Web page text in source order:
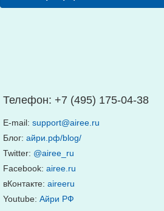
Телефон: +7 (495) 175-04-38
E-mail: support@airee.ru
Блог: айри.рф/blog/
Twitter: @airee_ru
Facebook: airee.ru
вКонтакте: aireeru
Youtube: Айри РФ